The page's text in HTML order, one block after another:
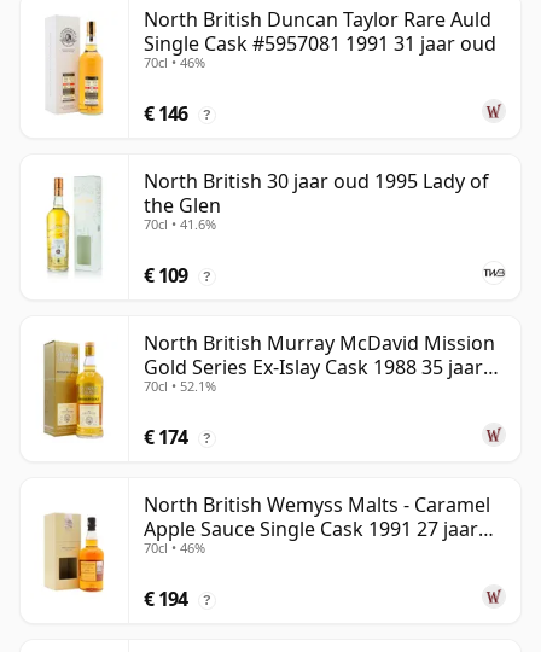
North British Duncan Taylor Rare Auld
Single Cask #5957081 1991 31 jaar oud
70cl • 46%
€ 146 ?
North British 30 jaar oud 1995 Lady of
the Glen
70cl • 41.6%
€ 109 ?
North British Murray McDavid Mission
Gold Series Ex-Islay Cask 1988 35 jaar
oud
70cl • 52.1%
€ 174 ?
North British Wemyss Malts - Caramel
Apple Sauce Single Cask 1991 27 jaar
oud
70cl • 46%
€ 194 ?